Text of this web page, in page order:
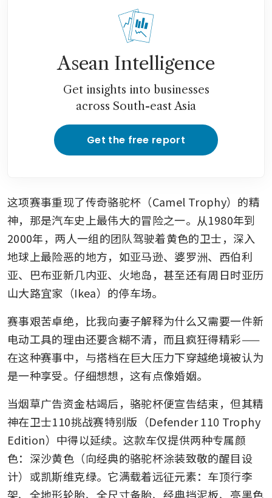
Asean Intelligence
Get insights into businesses
across South-east Asia
Get the free report
这项赛事重现了传奇骆驼杯（Camel Trophy）的精
神，那是汽车史上最伟大的冒险之一。从1980年到
2000年，两人一组的团队驾驶着黄色的卫士，深入
地球上最险恶的地方，如亚马逊、婆罗洲、西伯利
亚、巴布亚新几内亚、火地岛，甚至还有周日时亚历
山大路宜家（Ikea）的停车场。
赛事艰苦卓绝，比我向妻子解释为什么又需要一件新
电动工具的理由还要含糊不清，而且疯狂得精彩——
在这种赛事中，与搭档在巨大压力下穿越绝境被认为
是一种享受。仔细想想，这有点像婚姻。
当烟草广告资金枯竭后，骆驼杯便宣告结束，但其精
神在卫士110挑战赛特别版（Defender 110 Trophy
Edition）中得以延续。这款车仅提供两种专属颜
色：深沙黄色（向经典的骆驼杯涂装致敬的醒目设
计）或凯斯维克绿。它满载着远征元素：车顶行李
架、全地形轮胎、全尺寸备胎、经典挡泥板、亮黑色